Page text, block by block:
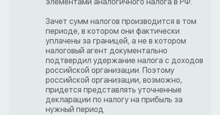
элементами аналогичного налога в РФ.
Зачет сумм налогов производится в том
периоде, в котором они фактически
уплачены за границей, а не в котором
налоговый агент документально
подтвердил удержание налога с доходов
российской организации. Поэтому
российской организации, возможно,
придется представлять уточненные
декларации по налогу на прибыль за
нужный период